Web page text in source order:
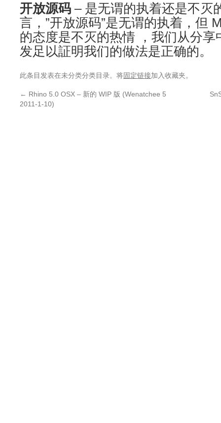
开放源码 – 是无谓的执着还是不灭
言，”开放源码”是无谓的执着，但
的态度是不灭的热情 ，我们从分享
发足以証明我们的做法是正确的。
此条目发表在未分类分类目录。将固定链接加入收藏夹。
← Rhino 5.0 OSX – 新的 WIP 版 (Wenatchee 5
2011-1-10)